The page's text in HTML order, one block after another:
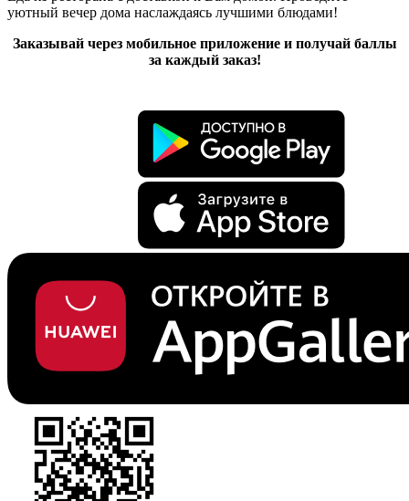
уютный вечер дома наслаждаясь лучшими блюдами!
Заказывай через мобильное приложение и получай баллы
за каждый заказ!